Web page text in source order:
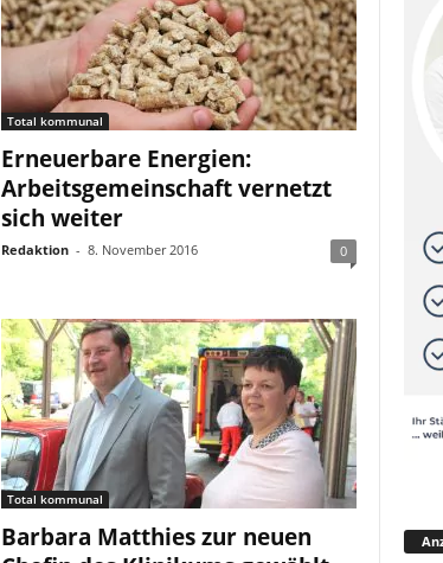
Total kommunal
Erneuerbare Energien:
Arbeitsgemeinschaft vernetzt
sich weiter
Redaktion - 8. November 2016 0
Total kommunal
Barbara Matthies zur neuen